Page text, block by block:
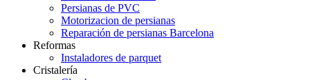
Persianas de PVC
Motorizacion de persianas
Reparación de persianas Barcelona
Reformas
Instaladores de parquet
Cristalería